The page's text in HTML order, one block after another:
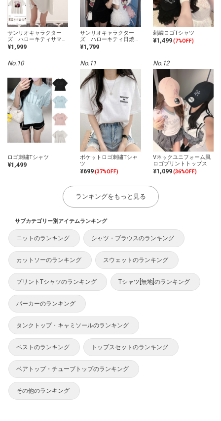
サンリオキャラクター
ズ ハローキティサマー
ビッグTシャツ
¥1,999
サンリオキャラクター
ズ ハローキティ日焼け
プリントTシャツ
¥1,799
刺繍ロゴTシャツ
¥1,499 (7%OFF)
No.10
ロゴ刺繍Tシャツ
¥1,499
No.11
ポケットロゴ刺繍Tシャ
ツ
¥699 (37%OFF)
No.12
Vネックユニフォーム風
ロゴプリントトップス
¥1,099 (36%OFF)
ランキングをもっと見る
サブカテゴリー別アイテムランキング
ニットのランキング シャツ・ブラウスのランキング
カットソーのランキング スウェットのランキング
プリントTシャツのランキング Tシャツ[無地]のランキング
パーカーのランキング
タンクトップ・キャミソールのランキング
ベストのランキング トップスセットのランキング
ベアトップ・チューブトップのランキング
その他のランキング